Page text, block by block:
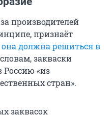
производителей
признаёт
она должна решиться в
закваски
Россию «из
стран».
заквасок